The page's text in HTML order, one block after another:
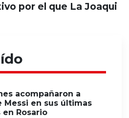
por el que La Joaqui
acompañaron a
Messi en sus últimas
en Rosario